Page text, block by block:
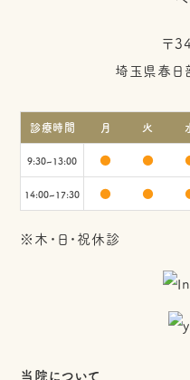
〒
埼玉県春
診療時間 月 火
9:30~13:00 ● ●
14:00~17:30 ● ●
※木・日・祝休診
当院について